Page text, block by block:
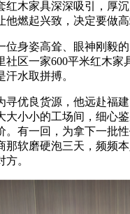
红木家具深深吸引，厚
他燃起兴致，决定要做高
身姿高耸、眼神刚毅的
社区一家600平米红木家
水取拼搏。
优良货源，他远赴福建
大小小的工场间，细心
。有一回，为拿下一批
那软磨硬泡三天，频频
。